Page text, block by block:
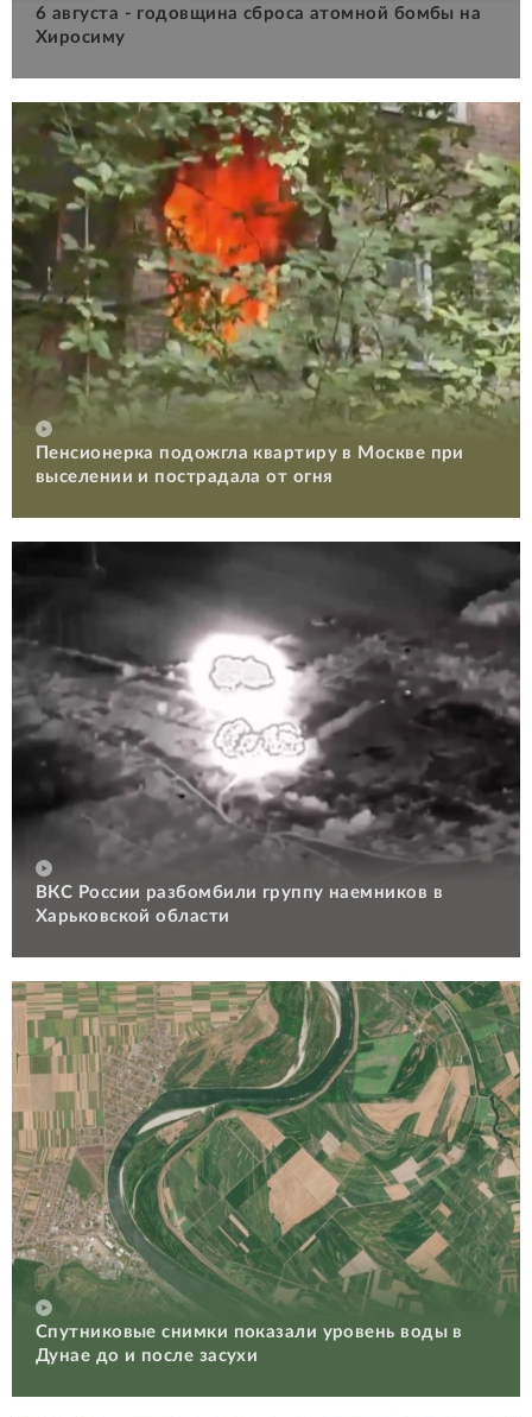
6 августа - годовщина сброса атомной бомбы на
Хиросиму
Пенсионерка подожгла квартиру в Москве при
выселении и пострадала от огня
ВКС России разбомбили группу наемников в
Харьковской области
Спутниковые снимки показали уровень воды в
Дунае до и после засухи